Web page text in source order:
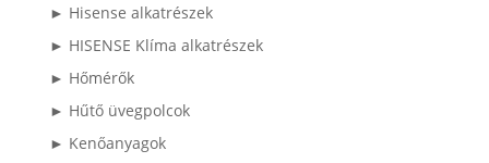
► Hisense alkatrészek
► HISENSE Klíma alkatrészek
► Hőmérők
► Hűtő üvegpolcok
► Kenőanyagok